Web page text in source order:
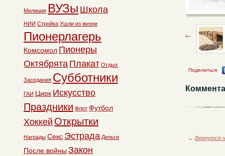
Поделиться
← Вернутся
Милиция ВУЗы Школа
НИИ Стройка Ушли из жизни
Пионерлагерь
Комсомол Пионеры
Октябрята Плакат Отдых
Заседания Субботники
ГАИ Цирк Искусство
Праздники Флот Футбол
Хоккей Открытки
Награды Секс Эстрада Деньги
После войны Закон